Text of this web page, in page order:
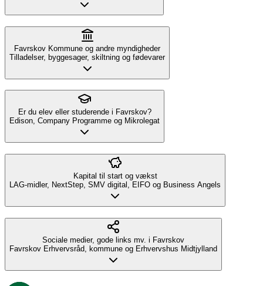
Favrskov Kommune og andre myndigheder
Tilladelser, byggesager, skiltning og fødevarer
Er du elev eller studerende i Favrskov?
Edison, Company Programme og Mikrolegat
Kapital til start og vækst
LAG-midler, NextStep, SMV digital, EIFO og Business Angels
Sociale medier, gode links mv. i Favrskov
Favrskov Erhvervsråd, kommune og Erhvervshus Midtjylland